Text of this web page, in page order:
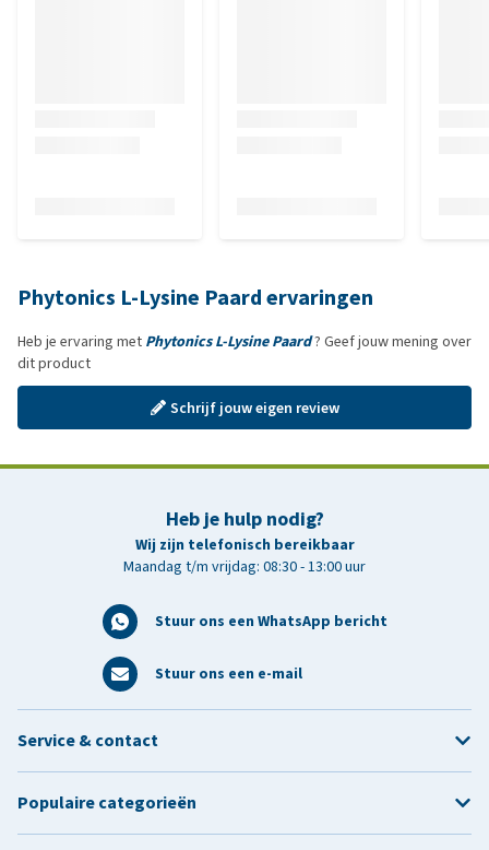
Phytonics L-Lysine Paard ervaringen
Heb je ervaring met Phytonics L-Lysine Paard? Geef jouw mening over
dit product
Schrijf jouw eigen review
Heb je hulp nodig?
Wij zijn telefonisch bereikbaar
Maandag t/m vrijdag: 08:30 - 13:00 uur
Stuur ons een WhatsApp bericht
Stuur ons een e-mail
Service & contact
Populaire categorieën